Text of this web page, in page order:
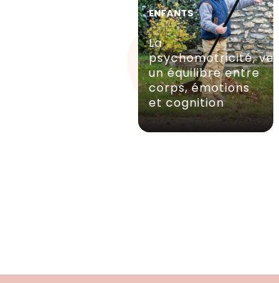
ENFANTS
La
psychomotricité, vers
un équilibre entre
corps, émotions
et cognition